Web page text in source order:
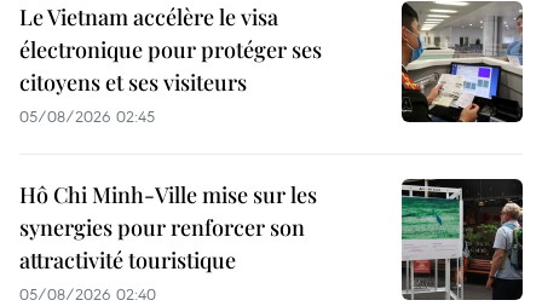
Le Vietnam accélère le visa
électronique pour protéger ses
citoyens et ses visiteurs
05/08/2026 02:45
Hô Chi Minh-Ville mise sur les
synergies pour renforcer son
attractivité touristique
05/08/2026 02:40